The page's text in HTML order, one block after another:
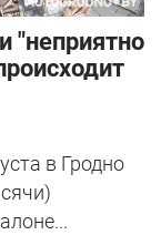
"неприятно
в Гродно